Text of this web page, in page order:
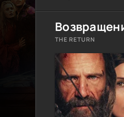
THE RETURN